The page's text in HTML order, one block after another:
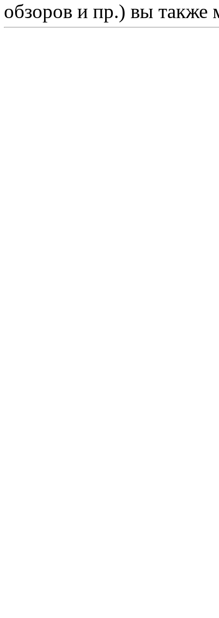
обзоров и пр.) вы также